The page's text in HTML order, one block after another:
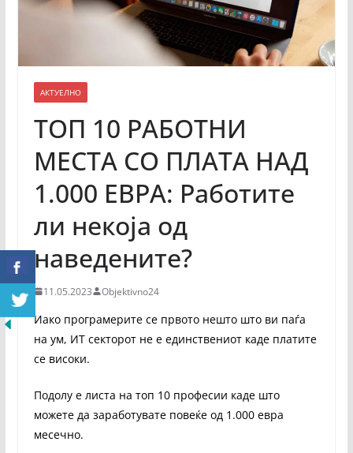
АКТУЕЛНО
ТОП 10 РАБОТНИ
МЕСТА СО ПЛАТА НАД
1.000 ЕВРА: Работите
ли некоја од
наведените?
11.05.2023 Objektivno24
Иако програмерите се првото нешто што ви паѓа
на ум, ИТ секторот не е единствениот каде платите
се високи.
Подолу е листа на топ 10 професии каде што
можете да заработувате повеќе од 1.000 евра
месечно.